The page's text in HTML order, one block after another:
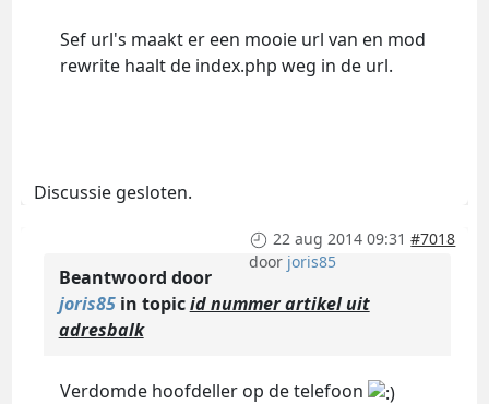
Sef url's maakt er een mooie url van en mod
rewrite haalt de index.php weg in de url.
Discussie gesloten.
22 aug 2014 09:31 #7018
door joris85
Beantwoord door
joris85in topicid nummer artikel uit
adresbalk
Verdomde hoofdeller op de telefoon